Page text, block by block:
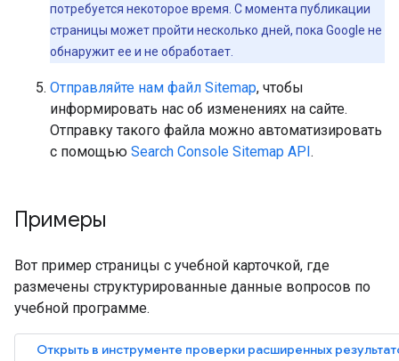
потребуется некоторое время. С момента публикации
страницы может пройти несколько дней, пока Google не
обнаружит ее и не обработает.
Отправляйте нам файл Sitemap, чтобы
информировать нас об изменениях на сайте.
Отправку такого файла можно автоматизировать
с помощью Search Console Sitemap API.
Примеры
Вот пример страницы с учебной карточкой, где
размечены структурированные данные вопросов по
учебной программе.